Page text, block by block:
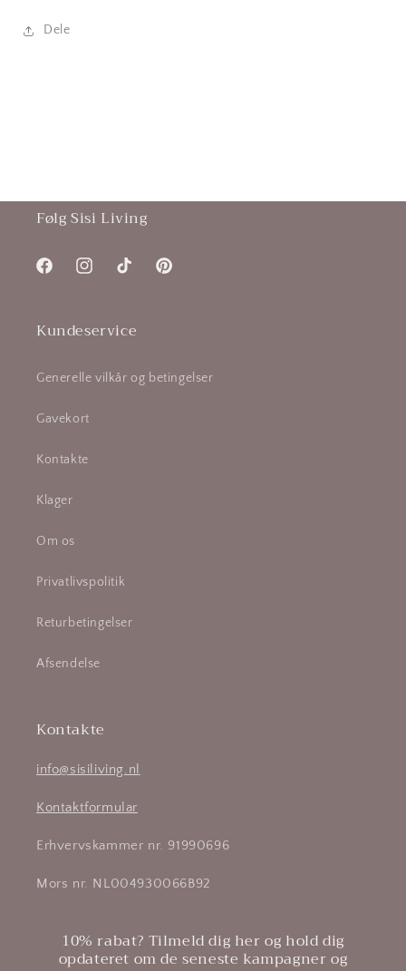
Dele
Følg Sisi Living
FacebookInstagramTikTok Pinterest
Kundeservice
Generelle vilkår og betingelser
Gavekort
Kontakte
Klager
Om os
Privatlivspolitik
Returbetingelser
Afsendelse
Kontakte
info@sisiliving.nl
Kontaktformular
Erhvervskammer nr. 91990696
Mors nr. NL004930066B92
10% rabat? Tilmeld dig her og hold dig
opdateret om de seneste kampagner og